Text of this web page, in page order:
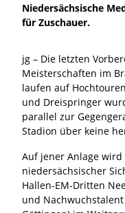
Niedersächsische
für Zuschauer.
jg – Die letzten
Meisterschaften im
laufen auf
und Dreispringer
parallel zur
Stadion über keine
Auf jener Anlage wird
niedersächsischer
Hallen-EM-Dritten
und